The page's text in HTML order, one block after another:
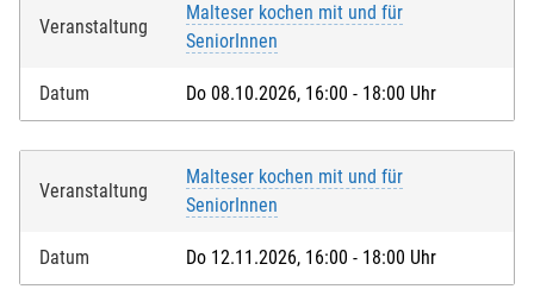
Veranstaltung
Malteser kochen mit und für
SeniorInnen
Datum Do 08.10.2026, 16:00 - 18:00 Uhr
Veranstaltung
Malteser kochen mit und für
SeniorInnen
Datum Do 12.11.2026, 16:00 - 18:00 Uhr